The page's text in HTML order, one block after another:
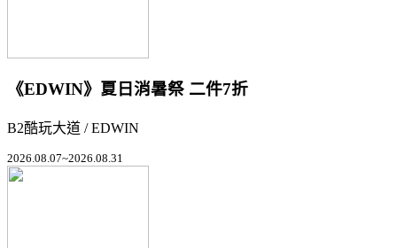
《EDWIN》夏日消暑祭 二件7折
B2酷玩大道 / EDWIN
2026.08.07~2026.08.31